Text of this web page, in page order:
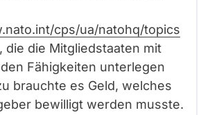
cps/ua/natohq/topics
die die Mitgliedstaaten mit
Fähigkeiten unterlegen
brauchte es Geld, welches
bewilligt werden musste.